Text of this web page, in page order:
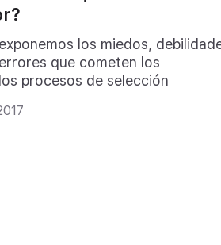
los miedos,
que cometen los
procesos de selección